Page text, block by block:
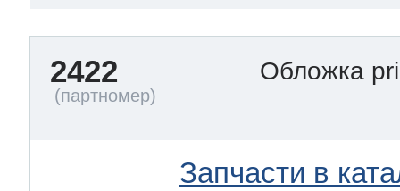
2422 Обложка
Запчасти в